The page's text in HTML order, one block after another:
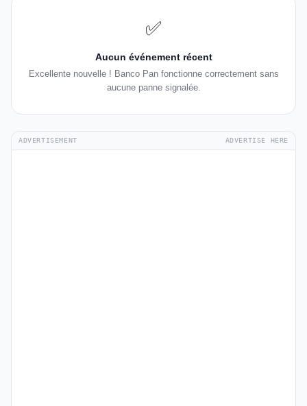
✅
Aucun événement récent
Excellente nouvelle ! Banco Pan fonctionne correctement sans
aucune panne signalée.
ADVERTISEMENT ADVERTISE HERE